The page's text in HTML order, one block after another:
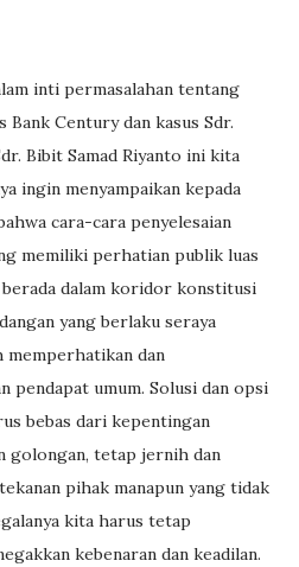
inti permasalahan tentang
Bank Century dan kasus Sdr.
Bibit Samad Riyanto ini kita
ingin menyampaikan kepada
cara-cara penyelesaian
memiliki perhatian publik luas
dalam koridor konstitusi
yang berlaku seraya
memperhatikan dan
pendapat umum. Solusi dan opsi
bebas dari kepentingan
golongan, tetap jernih dan
pihak manapun yang tidak
kita harus tetap
kebenaran dan keadilan.